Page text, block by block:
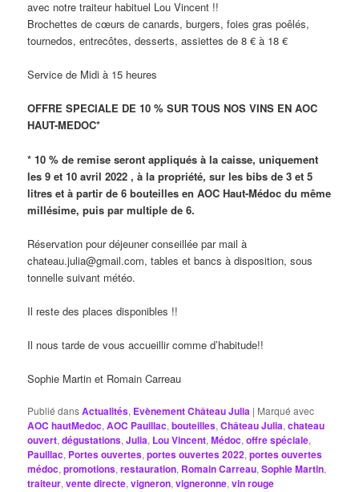
avec notre traiteur habituel Lou Vincent !!
Brochettes de cœurs de canards, burgers, foies gras poêlés,
tournedos, entrecôtes, desserts, assiettes de 8 € à 18 €
Service de Midi à 15 heures
OFFRE SPECIALE DE 10 % SUR TOUS NOS VINS EN AOC
HAUT-MEDOC*
* 10 % de remise seront appliqués à la caisse, uniquement
les 9 et 10 avril 2022 , à la propriété, sur les bibs de 3 et 5
litres et à partir de 6 bouteilles en AOC Haut-Médoc du même
millésime, puis par multiple de 6.
Réservation pour déjeuner conseillée par mail à
chateau.julia@gmail.com, tables et bancs à disposition, sous
tonnelle suivant météo.
Il reste des places disponibles !!
Il nous tarde de vous accueillir comme d’habitude!!
Sophie Martin et Romain Carreau
Publié dansActualités, Evènement Château Julia | Marqué avec
AOC hautMedoc,AOC Pauillac,bouteilles,Château Julia,chateau
ouvert,dégustations,Julia, Lou Vincent,Médoc,offre spéciale,
Pauillac, Portes ouvertes,portes ouvertes 2022,portes ouvertes
médoc,promotions,restauration, Romain Carreau,Sophie Martin,
traiteur,vente directe,vigneron,vigneronne,vin rouge